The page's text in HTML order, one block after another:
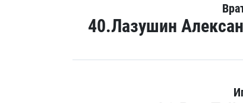
40.Лазушин